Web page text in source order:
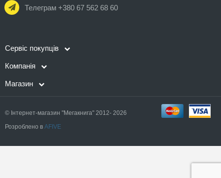
Телеграм +380 67 562 68 60
Сервіс покупців
Компанія
Магазин
© Інтернет-магазин "Мегакнига" 2012- 2026
Розроблено в AFIVE